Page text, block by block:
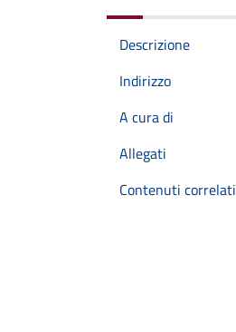
Descrizione
Indirizzo
A cura di
Allegati
Contenuti correlati